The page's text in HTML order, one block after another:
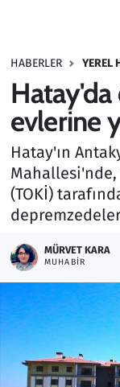
HABERLER YEREL
evlerine
Hatay'ın
Mahallesi'nde,
(TOKİ)
MÜRVET KARA
MUHABIR
Haber
Kültür Sanat
Kurumsal
Lezzet
Oyun
Ramazan